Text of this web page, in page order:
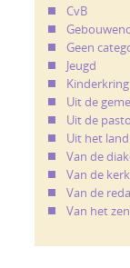
CvB
Geen
Jeugd
Kinderkring
Uit de
Uit de
Uit het land
Van de
Van de
Van de
Van het